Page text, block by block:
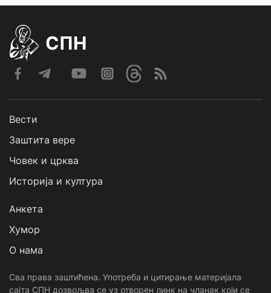
СПН
Вести
Заштита вере
Човек и црква
Историја и култура
Анкета
Хумор
О нама
Сва права заштићена. Употреба и цитирање материјала
сајта СПН дозвољва се уз отворен линк на чланак који се